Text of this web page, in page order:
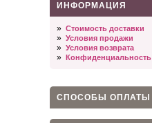
ИНФОРМАЦИЯ
» Стоимость доставки
» Условия продажи
» Условия возврата
» Конфиденциальность
СПОСОБЫ ОПЛАТЫ